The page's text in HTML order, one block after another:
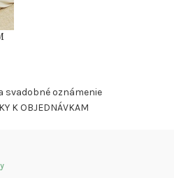
svadobné oznámenie
K OBJEDNÁVKAM